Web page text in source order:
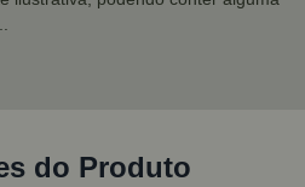
do Produto